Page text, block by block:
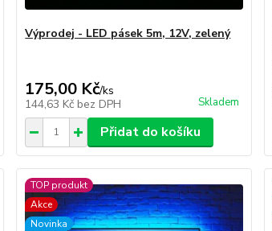
Výprodej - LED pásek 5m, 12V, zelený
175,00 Kč/ks
144,63 Kč bez DPH Skladem
Přidat do košíku
TOP produkt
Akce
Novinka